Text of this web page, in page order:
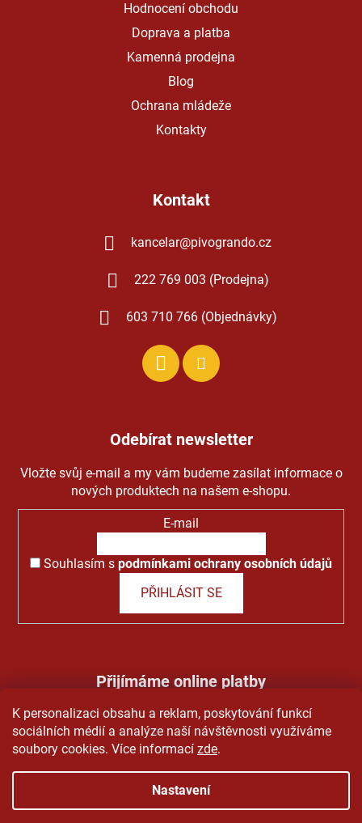
K personalizaci obsahu a reklam, poskytování funkcí
sociálních médií a analýze naší návštěvnosti využíváme
soubory cookies. Více informací zde.
Nastavení
Hodnocení obchodu
Doprava a platba
Kamenná prodejna
Blog
Ochrana mládeže
Kontakty
Kontakt
kancelar@pivogrando.cz
222 769 003 (Prodejna)
603 710 766 (Objednávky)
Odebírat newsletter
Vložte svůj e-mail a my vám budeme zasílat informace o
nových produktech na našem e-shopu.
E-mail
Souhlasím s podmínkami ochrany osobních údajů
PŘIHLÁSIT SE
Přijímáme online platby
Vytvořil Shoptet&PekneWeby